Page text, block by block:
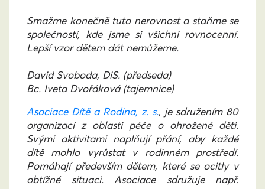
Smažme konečně tuto nerovnost a staňme se
společností, kde jsme si všichni rovnocenní.
Lepší vzor dětem dát nemůžeme.
David Svoboda, DiS. (předseda)
Bc. Iveta Dvořáková (tajemnice)
Asociace Dítě a Rodina, z. s., je sdružením 80
organizací z oblasti péče o ohrožené děti.
Svými aktivitami naplňují přání, aby každé
dítě mohlo vyrůstat v rodinném prostředí.
Pomáhají především dětem, které se ocitly v
obtížné situaci. Asociace sdružuje např.